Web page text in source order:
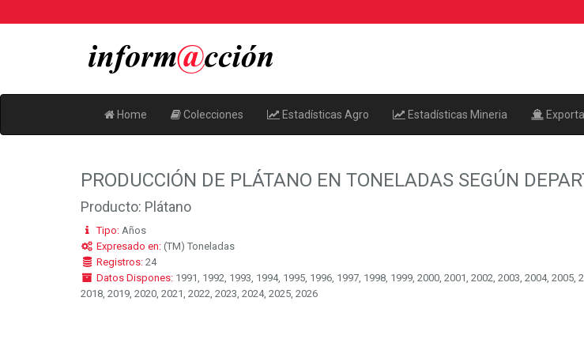
Home Colecciones Estadísticas Agro Estadísticas Mineria
PRODUCCIÓN DE PLÁTANO EN TONELADAS SEGÚN
Producto: Plátano
Tipo:Años
Expresado en:(TM) Toneladas
Registros:24
Datos Dispones:1991, 1992, 1993, 1994, 1995, 1996, 1997, 1998, 1999, 2000, 2001, 2002, 2003, 2004,
2018, 2019, 2020, 2021, 2022, 2023, 2024, 2025, 2026